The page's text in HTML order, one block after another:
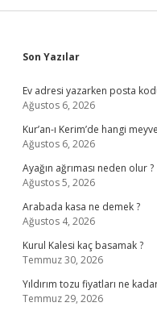
Sidebar
Son Yazılar
Ev adresi yazarken posta
Ağustos 6, 2026
Kur’an-ı Kerim’de hangi
Ağustos 6, 2026
Ayağın ağrıması neden olur ?
Ağustos 5, 2026
Arabada kasa ne demek ?
Ağustos 4, 2026
Kurul Kalesi kaç basamak ?
Temmuz 30, 2026
Yıldırım tozu fiyatları ne
Temmuz 29, 2026